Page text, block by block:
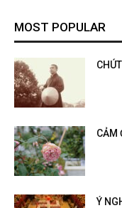
MOST POPULAR
CẢM
Ý